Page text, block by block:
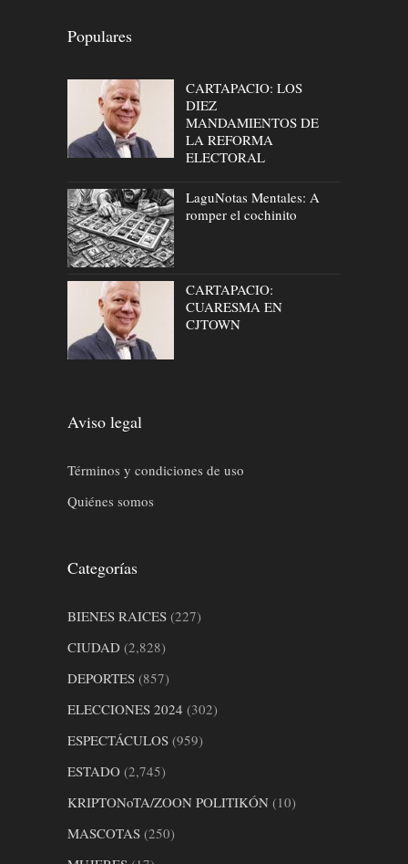
Populares
CARTAPACIO: LOS
DIEZ
MANDAMIENTOS DE
LA REFORMA
ELECTORAL
LaguNotas Mentales: A
romper el cochinito
CARTAPACIO:
CUARESMA EN
CJTOWN
Aviso legal
Términos y condiciones de uso
Quiénes somos
Categorías
BIENES RAICES (227)
CIUDAD (2,828)
DEPORTES (857)
ELECCIONES 2024 (302)
ESPECTÁCULOS (959)
ESTADO (2,745)
KRIPTONoTA/ZOON POLITIKÓN (10)
MASCOTAS (250)